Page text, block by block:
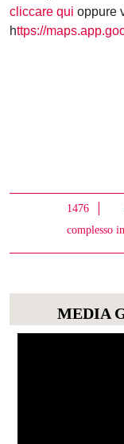
cliccare qui oppure
https://
1476
complesso
MEDIA